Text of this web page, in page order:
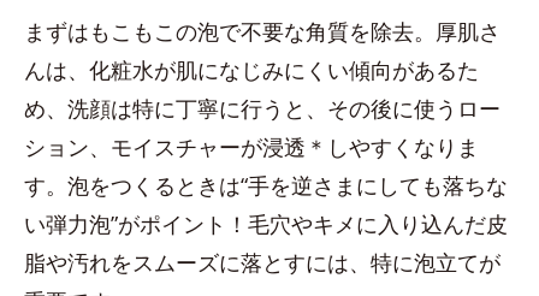
まずはもこもこの泡で不要な角質を除去。厚肌さ
んは、化粧水が肌になじみにくい傾向があるた
め、洗顔は特に丁寧に行うと、その後に使うロー
ション、モイスチャーが浸透＊しやすくなりま
す。泡をつくるときは“手を逆さまにしても落ちな
い弾力泡”がポイント！毛穴やキメに入り込んだ皮
脂や汚れをスムーズに落とすには、特に泡立てが